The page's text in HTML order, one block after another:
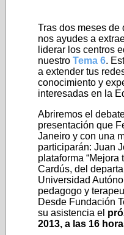
Tras dos meses de
nos ayudes a
liderar los centros
nuestro Tema 6.
a extender tus
conocimiento y
interesadas en la
Abriremos el
presentación que
Janeiro y con una
participarán: Juan
plataforma “Mejora
Cardús, del
Universidad
pedagogo y
Desde Fundación
su asistencia el
2013, a las 16